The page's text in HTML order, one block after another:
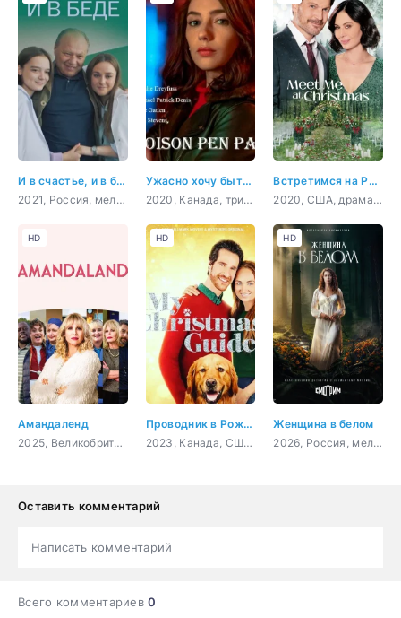
И в счастье, и в беде
2021, Россия, мелодрама, драма
Ужасно хочу быть тобой
2020, Канада, триллер
Встретимся на Рождество
2020, США, драма, мелодрама
Амандаленд
2025, Великобритания, комедия
HD
Проводник в Рождество
2023, Канада, США, мелодрама
HD
Женщина в белом
2026, Россия, мелодрама, детектив
HD
Оставить комментарий
Написать комментарий
Всего комментариев0